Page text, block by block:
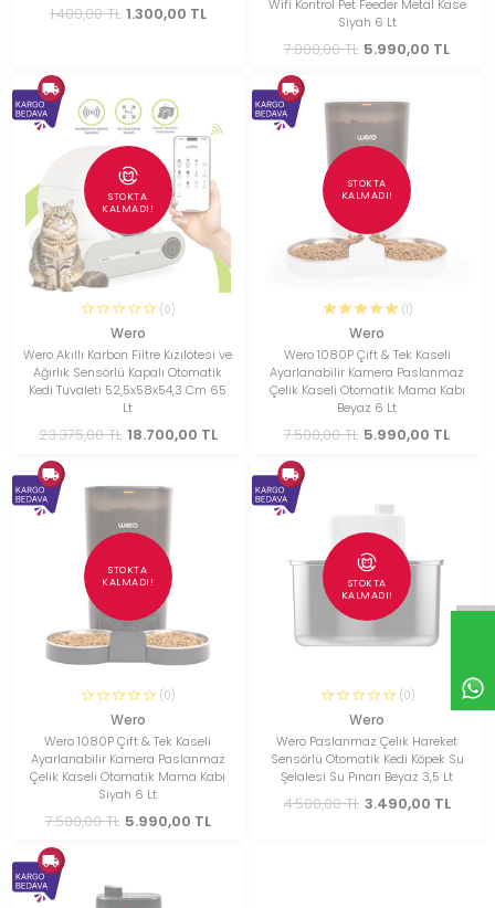
1.400,00 TL 1.300,00 TL
Wifi Kontrol Pet Feeder Metal Kase
Siyah 6 Lt
7.000,00 TL 5.990,00 TL
STOKTA
KALMADI!
(0)
Wero
Wero Akıllı Karbon Filtre Kızılötesi ve
Ağırlık Sensörlü Kapalı Otomatik
Kedi Tuvaleti 52,5x58x54,3 Cm 65
Lt
23.375,00 TL 18.700,00 TL
STOKTA
KALMADI!
(1)
Wero
Wero 1080P Çift & Tek Kaseli
Ayarlanabilir Kamera Paslanmaz
Çelik Kaseli Otomatik Mama Kabı
Beyaz 6 Lt
7.500,00 TL 5.990,00 TL
STOKTA
KALMADI!
(0)
Wero
Wero 1080P Çift & Tek Kaseli
Ayarlanabilir Kamera Paslanmaz
Çelik Kaseli Otomatik Mama Kabı
Siyah 6 Lt
7.500,00 TL 5.990,00 TL
STOKTA
KALMADI!
(0)
Wero
Wero Paslanmaz Çelik Hareket
Sensörlü Otomatik Kedi Köpek Su
Şelalesi Su Pınarı Beyaz 3,5 Lt
4.500,00 TL 3.490,00 TL